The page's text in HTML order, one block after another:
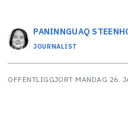
PANINNGUAQ
JOURNALIST
OFFENTLIGGJORT MANDAG 26.